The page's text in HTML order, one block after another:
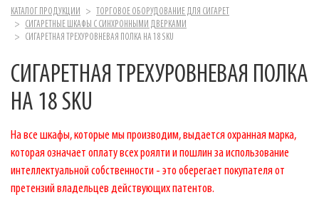
КАТАЛОГ ПРОДУКЦИИ
ТОРГОВОЕ ОБОРУДОВАНИЕ ДЛЯ СИГАРЕТ
СИГАРЕТНЫЕ ШКАФЫ C СИНХРОННЫМИ ДВЕРКАМИ
СИГАРЕТНАЯ ТРЕХУРОВНЕВАЯ ПОЛКА НА 18 SKU
СИГАРЕТНАЯ ТРЕХУРОВНЕВАЯ ПОЛКА
НА 18 SKU
На все шкафы, которые мы производим, выдается охранная марка,
которая означает оплату всех роялти и пошлин за использование
интеллектуальной собственности - это оберегает покупателя от
претензий владельцев действующих патентов.